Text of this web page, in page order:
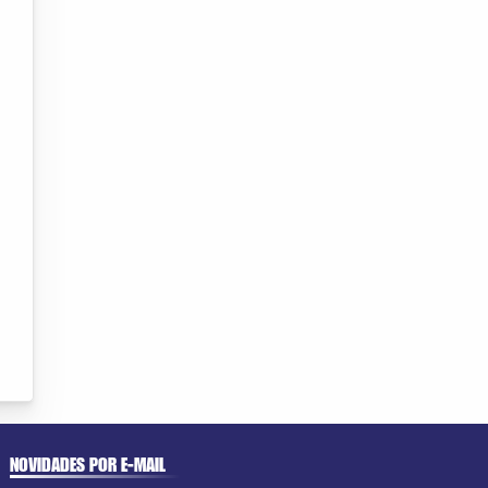
NOVIDADES POR E-MAIL